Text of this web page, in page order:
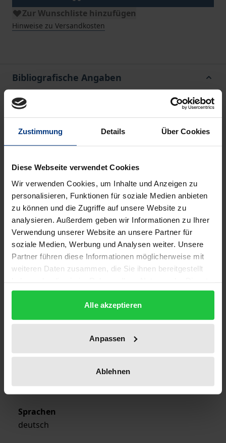
Zustimmung Details Über Cookies
Diese Webseite verwendet Cookies
Wir verwenden Cookies, um Inhalte und Anzeigen zu
personalisieren, Funktionen für soziale Medien anbieten
zu können und die Zugriffe auf unsere Website zu
analysieren. Außerdem geben wir Informationen zu Ihrer
Verwendung unserer Website an unsere Partner für
soziale Medien, Werbung und Analysen weiter. Unsere
Partner führen diese Informationen möglicherweise mit
weiteren Daten zusammen, die Sie ihnen bereitgestellt
gesammelt haben.
Alle akzeptieren
Anpassen
Ablehnen
Zur Wunschliste hinzufügen
Hinweise zu Versandkosten
Bibliografische Angaben
Auflage
1
978-3-487-09619-3
Untertitel
Abteilung II: Die Werke Wilhelm Grimms Band 32:
Kleinere Schriften 2. Nach der Ausgabe von
Gustav Hinrichs neu herausgegeben von Otfrid
Ehrismann.
Erscheinungsdatum
01.12.2001
Hardcover
Sprachen
deutsch